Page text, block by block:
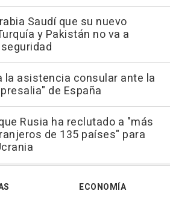
Saudí que su nuevo
y Pakistán no va a
la asistencia consular ante la
de España
Rusia ha reclutado a "más
de 135 países" para
ECONOMÍA